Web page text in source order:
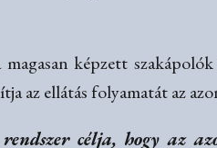
képzett
az ellátás folyamatát az
célja, hogy az